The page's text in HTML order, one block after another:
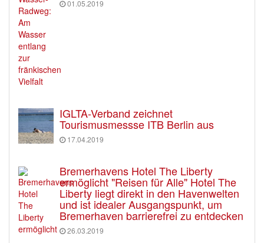
01.05.2019
IGLTA-Verband zeichnet
Tourismusmessse ITB Berlin aus
17.04.2019
Bremerhavens Hotel The Liberty
ermöglicht "Reisen für Alle" Hotel The
Liberty liegt direkt in den Havenwelten
und ist idealer Ausgangspunkt, um
Bremerhaven barrierefrei zu entdecken
26.03.2019